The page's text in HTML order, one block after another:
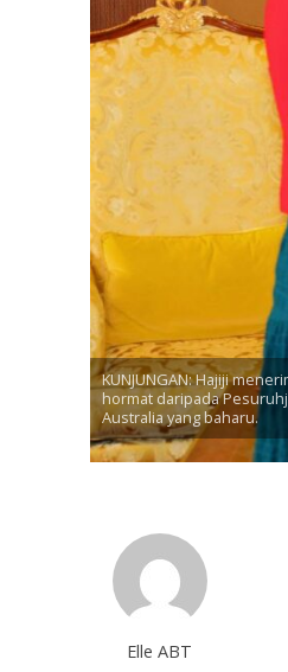
KUNJUNGAN: Hajiji
hormat daripada
Australia yang baharu.
Elle ABT